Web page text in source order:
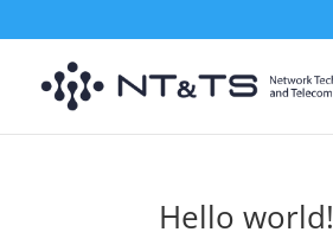
Hello world!